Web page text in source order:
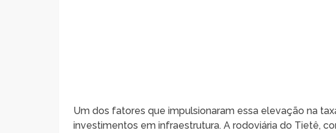
Um dos fatores que impulsionaram essa elevação na
investimentos em infraestrutura. A rodoviária do Tietê,